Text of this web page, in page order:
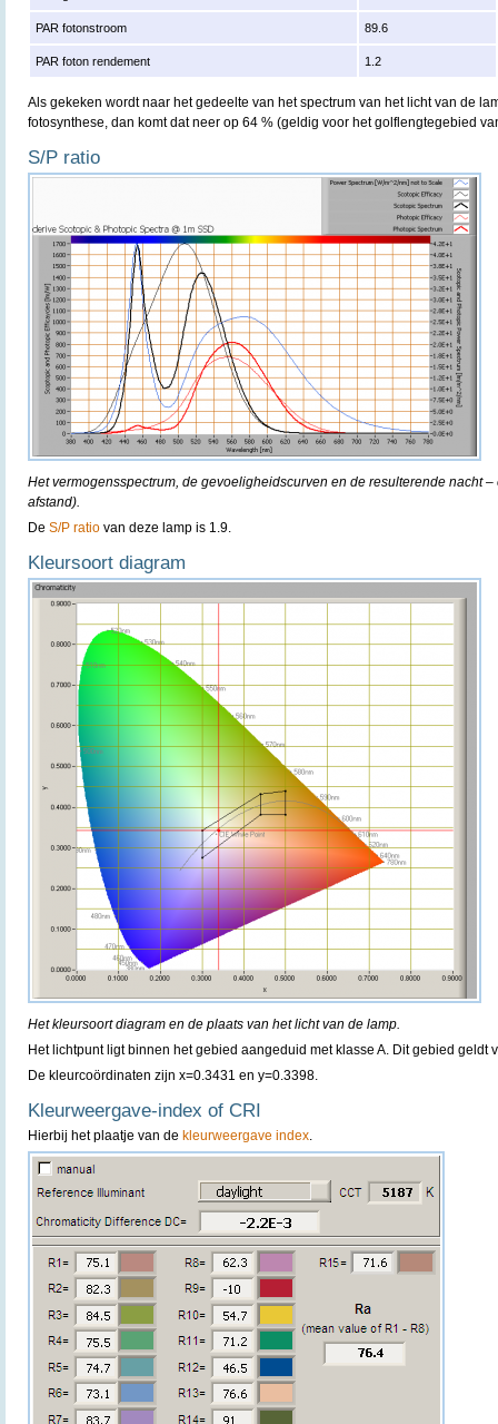
PAR fotonstroom 89.6
PAR foton rendement 1.2
Als gekeken wordt naar het gedeelte van het spectrum van het licht van de
fotosynthese, dan komt dat neer op 64 % (geldig voor het golflengtegebied
S/P ratio
Het vermogensspectrum, de gevoeligheidscurven en de resulterende nacht
afstand).
De S/P ratio van deze lamp is 1.9.
Kleursoort diagram
Het kleursoort diagram en de plaats van het licht van de lamp.
Het lichtpunt ligt binnen het gebied aangeduid met klasse A. Dit gebied geldt
De kleurcoördinaten zijn x=0.3431 en y=0.3398.
Kleurweergave-index of CRI
Hierbij het plaatje van de kleurweergave index.